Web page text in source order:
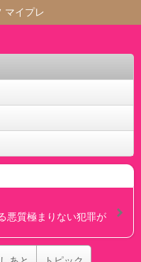
マイプレ
悪質極まりない犯罪が